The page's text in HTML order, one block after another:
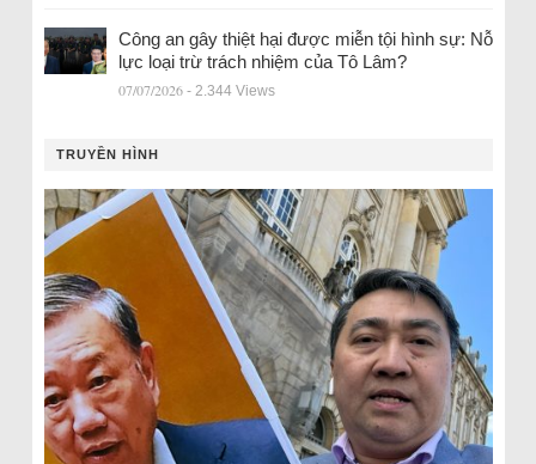
Công an gây thiệt hại được miễn tội hình sự: Nỗ
lực loại trừ trách nhiệm của Tô Lâm?
07/07/2026 - 2.344 Views
TRUYỀN HÌNH